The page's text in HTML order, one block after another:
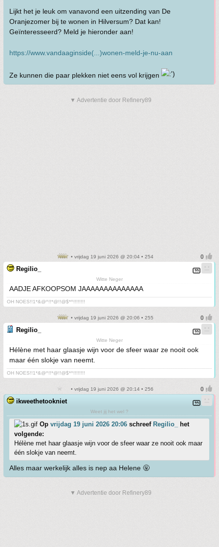
Lijkt het je leuk om vanavond een uitzending van De
Oranjezomer bij te wonen in Hilversum? Dat kan!
Geïnteresseerd? Meld je hieronder aan!
https://www.vandaaginside(...)wonen-meld-je-nu-aan
Ze kunnen die paar plekken niet eens vol krijgen
▼ Advertentie door Refinery89
• vrijdag 19 juni 2026 @ 20:04 • 254
Regilio_
Witte Neger
AADJE AFKOOPSOM JAAAAAAAAAAAAAA
OH NOES!!1*&@^!!*@!!@$*^!!!!!!!!
• vrijdag 19 juni 2026 @ 20:06 • 255
Regilio_
Witte Neger
Hélène met haar glaasje wijn voor de sfeer waar ze nooit ook
maar één slokje van neemt.
OH NOES!!1*&@^!!*@!!@$*^!!!!!!!!
• vrijdag 19 juni 2026 @ 20:14 • 256
ikweethetookniet
Weet jij het wel ?
Op vrijdag 19 juni 2026 20:06 schreef Regilio_
het
volgende:
Hélène met haar glaasje wijn voor de sfeer waar ze nooit ook maar
één slokje van neemt.
Alles maar werkelijk alles is nep aa Helene 🤬
▼ Advertentie door Refinery89